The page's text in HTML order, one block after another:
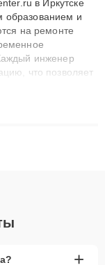
в Иркутске
образованием и
на ремонте
инженер
что позволяет
мастера
+